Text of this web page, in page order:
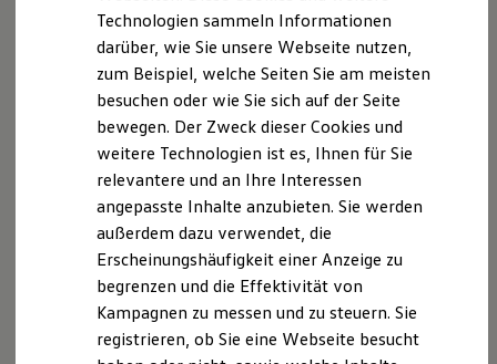
Nachhaltigkeit
Technologie
Kosten und Kauf
Verbrauchskosten
Kaufoptionen
E-Auto-Förderung
Software und Konnektivität
Die ID. Software 6
ID. Software Versionen und Updates
Digitale Extras
Schnittstellen zu Ihrem ID.
Marke und Erlebnis
Volkswagen R und R Experience
R-Modelle
R Experience
Driving Experience
Kraftstoffeffizienz
Je weniger Widerstand Ihre Reifen beim Rollen überwinden
müssen, desto weniger Energie braucht Ihr Volkswagen
Benzin- oder Diesel-Autos liegen die Einsparungen zwischen
Klasse A und E bei bis zu 5,1 l pro 1.000 km. Außerdem
sparen Sie dadurch zusätzlich einige Gramm CO
Die Grafik zeigt ein Beispiel des möglichen
Technologien sammeln Informationen
darüber, wie Sie unsere Webseite nutzen,
zum Beispiel, welche Seiten Sie am meisten
besuchen oder wie Sie sich auf der Seite
bewegen. Der Zweck dieser Cookies und
weitere Technologien ist es, Ihnen für Sie
relevantere und an Ihre Interessen
angepasste Inhalte anzubieten. Sie werden
außerdem dazu verwendet, die
Erscheinungshäufigkeit einer Anzeige zu
begrenzen und die Effektivität von
Kampagnen zu messen und zu steuern. Sie
registrieren, ob Sie eine Webseite besucht